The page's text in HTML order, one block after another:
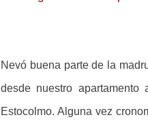
Nevó buena parte de la
desde nuestro
Estocolmo. Alguna vez